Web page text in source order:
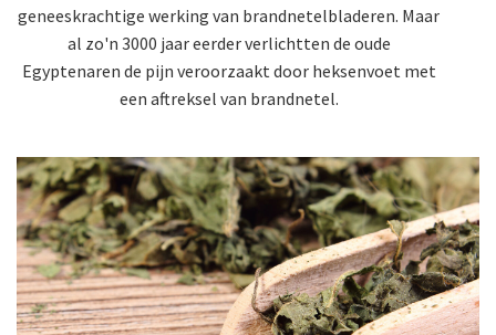
geneeskrachtige werking van brandnetelbladeren. Maar
al zo'n 3000 jaar eerder verlichtten de oude
Egyptenaren de pijn veroorzaakt door heksenvoet met
een aftreksel van brandnetel.